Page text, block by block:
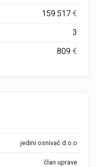
159.517€
3
809€
jedini osnivač d.o.o
član uprave